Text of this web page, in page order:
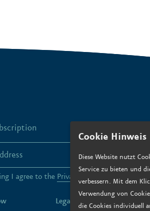
Cookie Hinweis
Diese Website nutzt
Service zu bieten und
verbessern. Mit dem
Verwendung von
die Cookies individuell
I agree to the Privacy policy
Legal notice